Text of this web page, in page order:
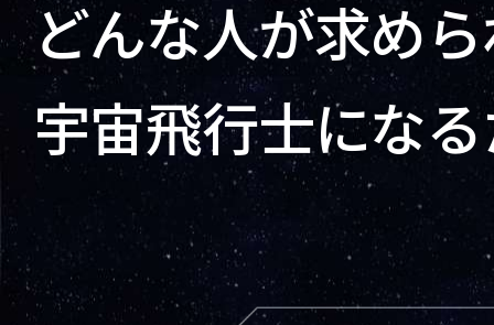
どんな人が求め
宇宙飛行士にな